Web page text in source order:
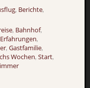
, Berichte,
, Bahnhof,
Erfahrungen,
, Gastfamilie,
Wochen, Start,